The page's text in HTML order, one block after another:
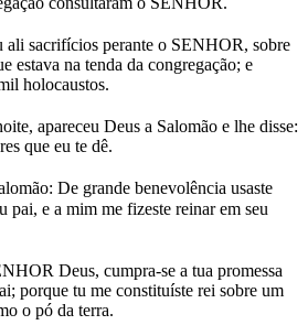
ali sacrifícios perante o SENHOR, sobre
estava na tenda da congregação; e
holocaustos.
apareceu Deus a Salomão e lhe disse:
que eu te dê.
De grande benevolência usaste
pai, e a mim me fizeste reinar em seu
Deus, cumpra-se a tua promessa
porque tu me constituíste rei sobre um
o pó da terra.